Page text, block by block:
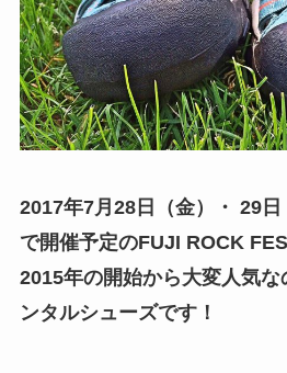
2017年7月28日（金）・ 29日
で開催予定のFUJI ROCK
2015年の開始から大変人気
ンタルシューズです！